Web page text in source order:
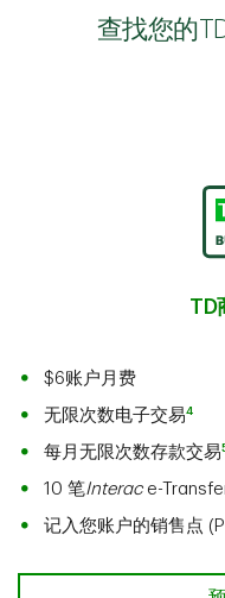
查找您的
TD
$6账户月费
无限次数电子交易4
每月无限次数存款交易
10 笔Interace-
记入您账户的销售点